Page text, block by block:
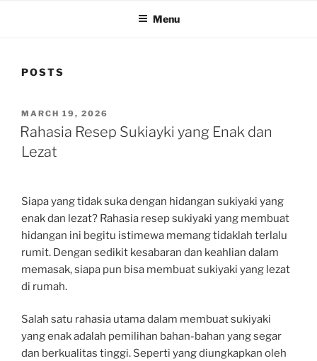
Menu
POSTS
POSTED
ON
MARCH 19, 2026
Rahasia Resep Sukiayki yang Enak dan
Lezat
Siapa yang tidak suka dengan hidangan sukiyaki yang
enak dan lezat? Rahasia resep sukiyaki yang membuat
hidangan ini begitu istimewa memang tidaklah terlalu
rumit. Dengan sedikit kesabaran dan keahlian dalam
memasak, siapa pun bisa membuat sukiyaki yang lezat
di rumah.
Salah satu rahasia utama dalam membuat sukiyaki
yang enak adalah pemilihan bahan-bahan yang segar
dan berkualitas tinggi. Seperti yang diungkapkan oleh